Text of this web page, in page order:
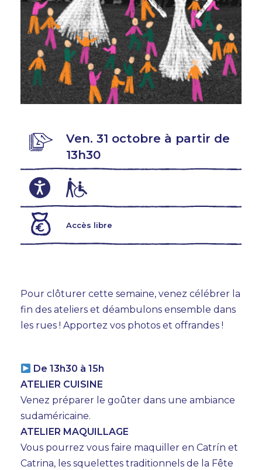
Ven. 31 octobre à partir de
13h30
Accès libre
Pour clôturer cette semaine, venez célébrer la
fin des ateliers et déambulons ensemble dans
les rues ! Apportez vos photos et offrandes !
De 13h30 à 15h
ATELIER CUISINE
Venez préparer le goûter dans une ambiance
sudaméricaine.
ATELIER MAQUILLAGE
Vous pourrez vous faire maquiller en Catrín et
Catrina, les squelettes traditionnels de la Fête